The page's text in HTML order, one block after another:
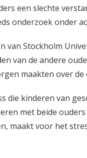
een slechte
onderzoek onder
van Stockholm
van de andere
maakten over de
die kinderen van
met beide
maakt voor het